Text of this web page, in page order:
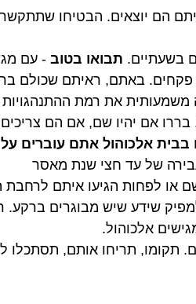
הם יוצאים. הבטיחו
בשעתיים. תבואו בטוב - עם
באתם, ראיתם שכולם
משמעותית את רמת ההתנהגויות
בררו אם יהיו שם, אם הם
אלכוהול אתם עוברים
של עד חצי שנת מאסר
או לפחות הגיעו איתם לרחבת
שידע שיש מבוגרים ברקע.
אלכוהול.
תקומו, תריחו אותם, תסתכלו